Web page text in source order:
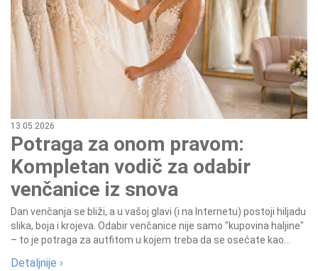
13.05.2026
Potraga za onom pravom:
Kompletan vodič za odabir
venčanice iz snova
Dan venčanja se bliži, a u vašoj glavi (i na Internetu) postoji hiljadu
slika, boja i krojeva. Odabir venčanice nije samo "kupovina haljine"
– to je potraga za autfitom u kojem treba da se osećate kao...
Detaljnije ›